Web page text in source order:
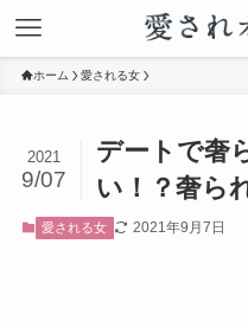
ホーム 愛される女
デートで奢
い！？奢ら
2021
9/07
愛される女 2021年9月7日